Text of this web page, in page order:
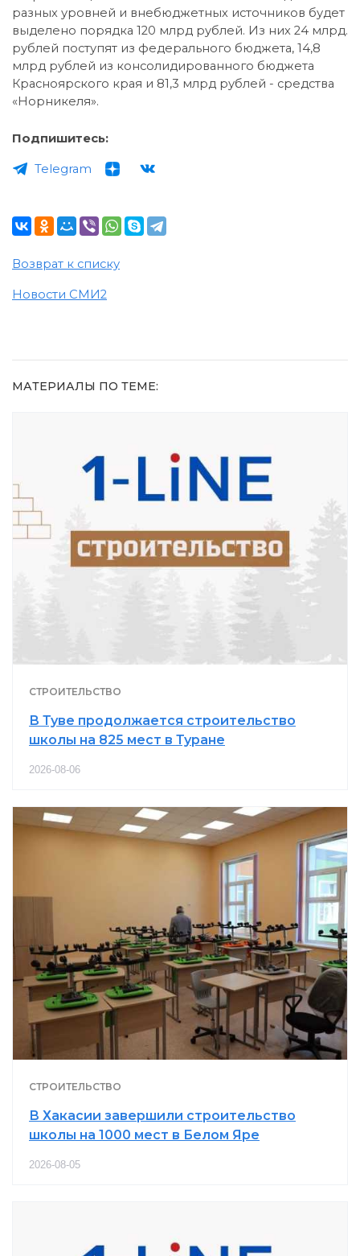
разных уровней и внебюджетных источников будет
выделено порядка 120 млрд рублей. Из них 24 млрд.
рублей поступят из федерального бюджета, 14,8
млрд рублей из консолидированного бюджета
Красноярского края и 81,3 млрд рублей - средства
«Норникеля».
Подпишитесь:
Telegram
Возврат к списку
Новости СМИ2
МАТЕРИАЛЫ ПО ТЕМЕ:
СТРОИТЕЛЬСТВО
В Туве продолжается строительство
школы на 825 мест в Туране
2026-08-06
СТРОИТЕЛЬСТВО
В Хакасии завершили строительство
школы на 1000 мест в Белом Яре
2026-08-05